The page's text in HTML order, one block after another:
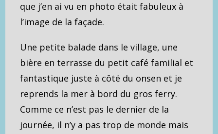
que j’en ai vu en photo était fabuleux à
l’image de la façade.
Une petite balade dans le village, une
bière en terrasse du petit café familial et
fantastique juste à côté du onsen et je
reprends la mer à bord du gros ferry.
Comme ce n’est pas le dernier de la
journée, il n’y a pas trop de monde mais